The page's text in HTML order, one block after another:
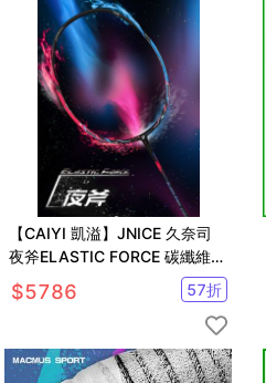
【CAIYI 凱溢】JNICE 久奈司
夜斧ELASTIC FORCE 碳纖維進
攻羽球拍 羽拍
$5786 57折